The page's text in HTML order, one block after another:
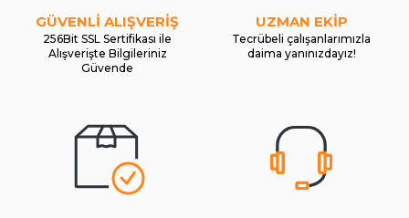
GÜVENLİ ALIŞVERİŞ
256Bit SSL Sertifikası ile
Alışverişte Bilgileriniz
Güvende
UZMAN EKİP
Tecrübeli çalışanlarımızla
daima yanınızdayız!